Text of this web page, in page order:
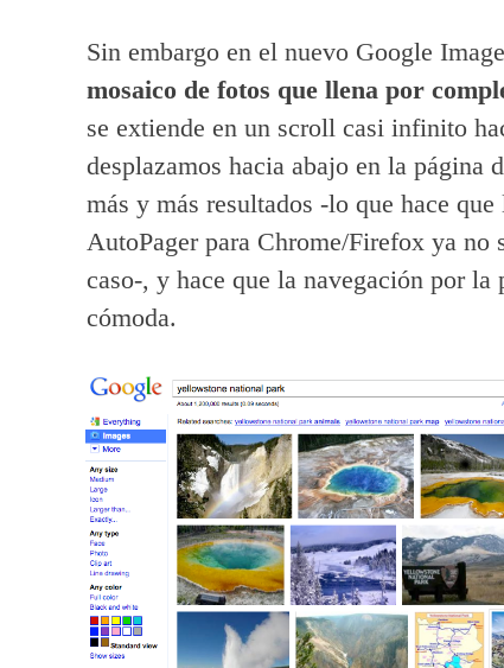
Sin embargo en el nuevo Google
mosaico de fotos que llena por
se extiende en un scroll casi infinito
desplazamos hacia abajo en la página
más y más resultados -lo que hace
AutoPager para Chrome/Firefox ya no
caso-, y hace que la navegación por la
cómoda.